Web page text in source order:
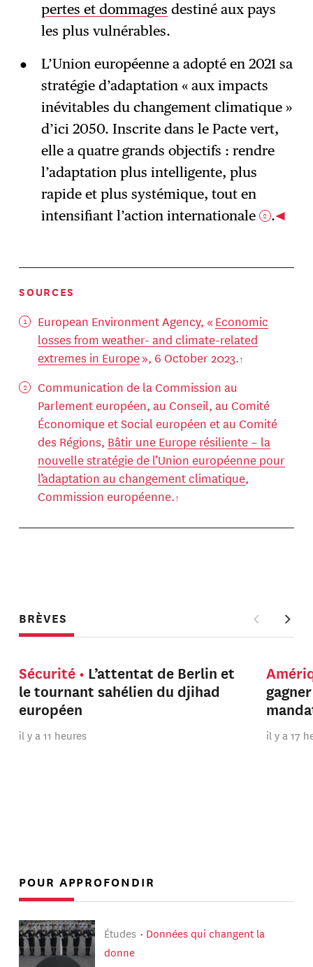
pertes et dommages destiné aux pays
les plus vulnérables.
L’Union européenne a adopté en 2021 sa
stratégie d’adaptation « aux impacts
inévitables du changement climatique »
d’ici 2050. Inscrite dans le Pacte vert,
elle a quatre grands objectifs : rendre
l’adaptation plus intelligente, plus
rapide et plus systémique, tout en
intensifiant l’action internationale
2 .
SOURCES
European Environment Agency, « Economic
losses from weather- and climate-related
extremes in Europe», 6 October 2023.
Communication de la Commission au
Parlement européen, au Conseil, au Comité
Économique et Social européen et au Comité
des Régions, Bâtir une Europe résiliente – la
nouvelle stratégie de l’Union européenne pour
l’adaptation au changement climatique,
Commission européenne.
BRÈVES
Sécurité
L’attentat de Berlin et
le tournant sahélien du djihad
européen
il y a 11 heures il y a 17
POUR APPROFONDIR
Études
Données qui changent la
donne